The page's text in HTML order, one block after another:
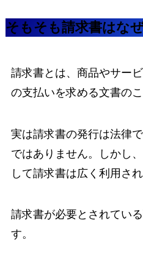
そもそも請求書はな
請求書とは、商品やサー
の支払いを求める文書のこ
実は請求書の発行は法律
ではありません。しかし
して請求書は広く利用され
請求書が必要とされてい
す。